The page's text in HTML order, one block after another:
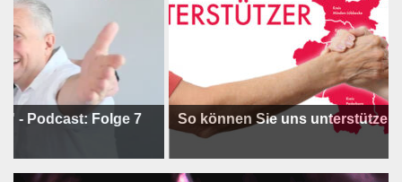
Folge 7 So können Sie uns unterstützen !